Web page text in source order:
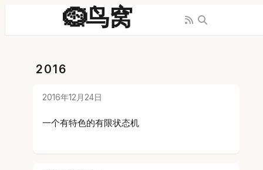
🪹鸟窝
2016
2016年12月24日
一个有特色的有限状态机